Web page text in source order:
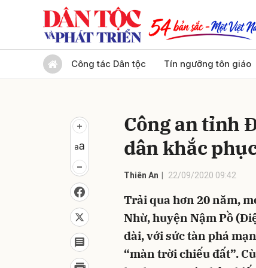
Công tác Dân tộc Tín ngưỡng tôn giáo
Công an tỉnh
dân khắc
Thiên An 22/09/2020 09:42
Trải qua hơn 20 năm,
Nhừ, huyện Nậm Pồ
dài, với sức tàn phá
“màn trời chiếu đất”.